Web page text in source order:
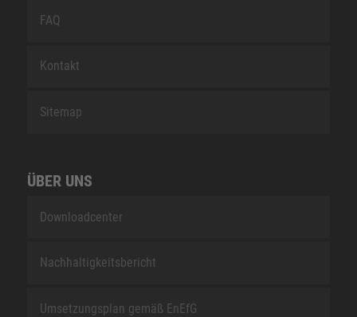
FAQ
Kontakt
Sitemap
ÜBER UNS
Downloadcenter
Nachhaltigkeitsbericht
Umsetzungsplan gemäß EnEfG